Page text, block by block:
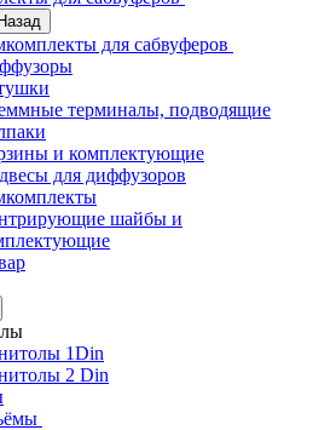
Назад
для сабвуферов
терминалы, подводящие
и комплектующие
для диффузоров
шайбы и
1Din
2 Din